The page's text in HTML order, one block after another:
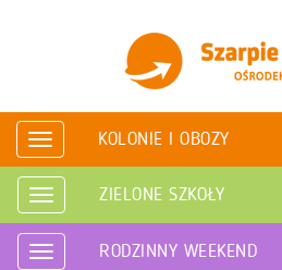
Rozwiń
nawigację
KOLONIE I OBOZY
Rozwiń
nawigację
ZIELONE SZKOŁY
Rozwiń
RODZINNY WEEKEND